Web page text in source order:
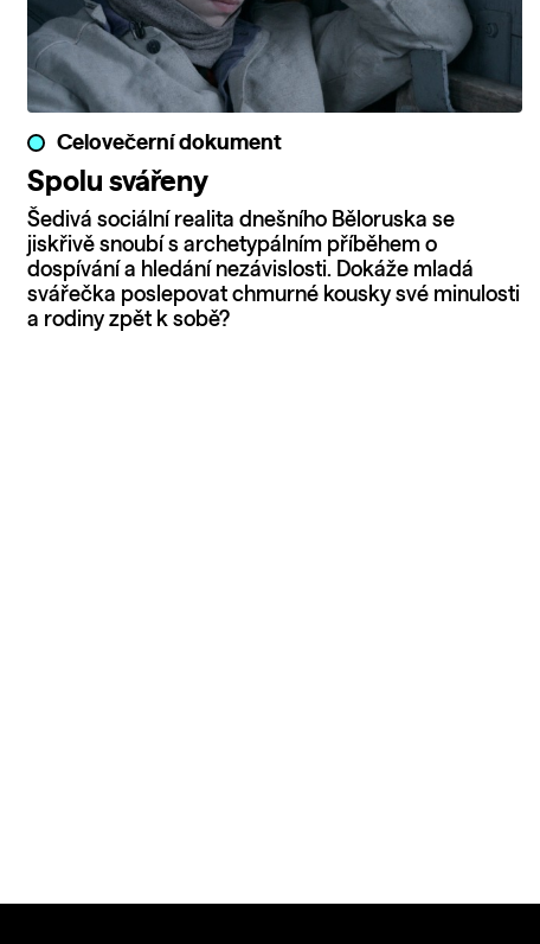
Celovečerní dokument
Spolu svářeny
Šedivá sociální realita dnešního Běloruska se
jiskřivě snoubí s archetypálním příběhem o
dospívání a hledání nezávislosti. Dokáže mladá
svářečka poslepovat chmurné kousky své minulosti
a rodiny zpět k sobě?